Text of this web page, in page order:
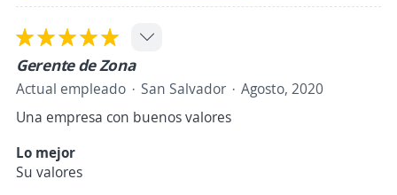
Gerente de Zona
Actual empleado San Salvador
Agosto, 2020
Una empresa con buenos valores
Lo mejor
Su valores